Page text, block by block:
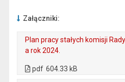
Załączniki:
Plan pracy stałych komisji
a rok 2024.
pdf 604.33 kB